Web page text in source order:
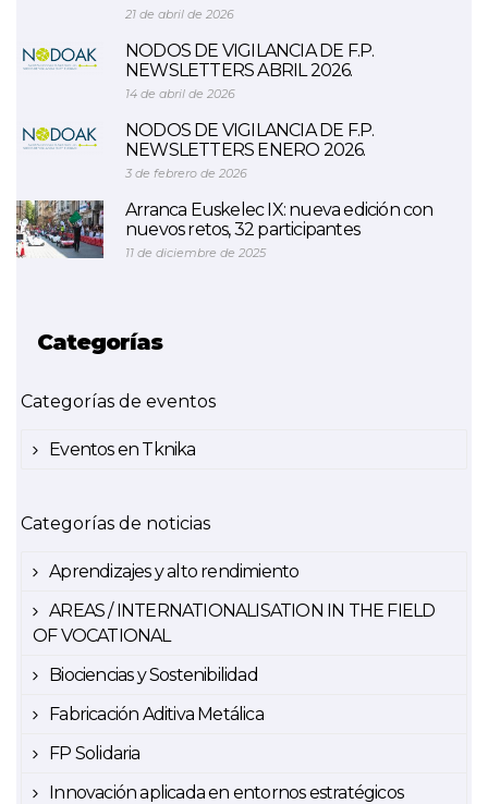
21 de abril de 2026
NODOS DE VIGILANCIA DE F.P.
NEWSLETTERS ABRIL 2026.
14 de abril de 2026
NODOS DE VIGILANCIA DE F.P.
NEWSLETTERS ENERO 2026.
3 de febrero de 2026
Arranca Euskelec IX: nueva edición con
nuevos retos, 32 participantes
11 de diciembre de 2025
Categorías
Categorías de eventos
Eventos en Tknika
Categorías de noticias
Aprendizajes y alto rendimiento
AREAS / INTERNATIONALISATION IN THE FIELD
OF VOCATIONAL
Biociencias y Sostenibilidad
Fabricación Aditiva Metálica
FP Solidaria
Innovación aplicada en entornos estratégicos